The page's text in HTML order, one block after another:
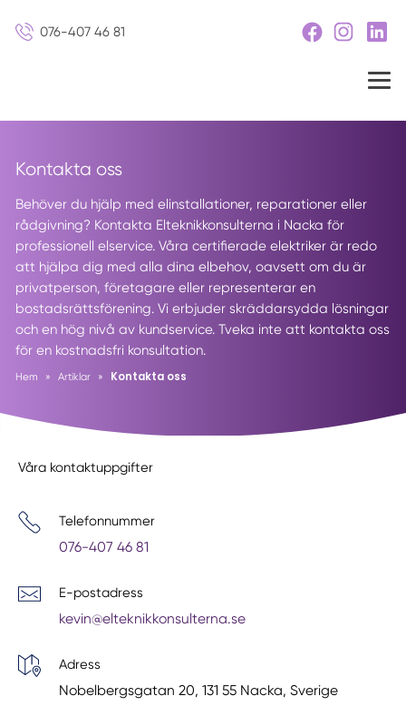
076-407 46 81
Kontakta oss
Behöver du hjälp med elinstallationer, reparationer eller
rådgivning? Kontakta Elteknikkonsulterna i Nacka för
professionell elservice. Våra certifierade elektriker är redo
att hjälpa dig med alla dina elbehov, oavsett om du är
privatperson, företagare eller representerar en
bostadsrättsförening. Vi erbjuder skräddarsydda lösningar
och en hög nivå av kundservice. Tveka inte att kontakta oss
för en kostnadsfri konsultation.
Hem » Artiklar » Kontakta oss
Våra kontaktuppgifter
Telefonnummer
076-407 46 81
E-postadress
kevin@elteknikkonsulterna.se
Adress
Nobelbergsgatan 20, 131 55 Nacka, Sverige